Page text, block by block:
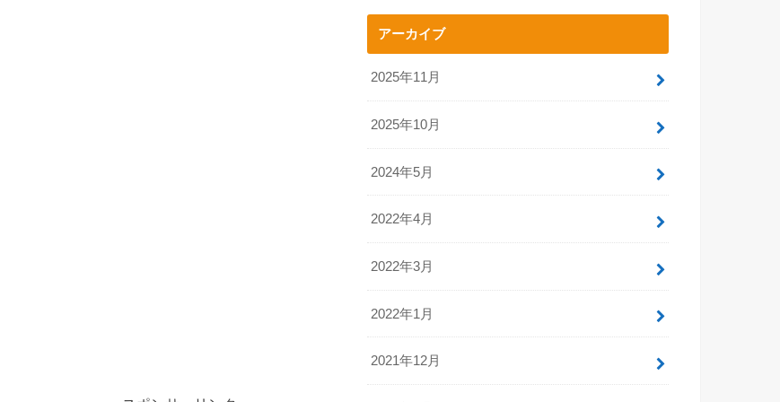
アーカイブ
2025年11月
2025年10月
2024年5月
2022年4月
2022年3月
2022年1月
2021年12月